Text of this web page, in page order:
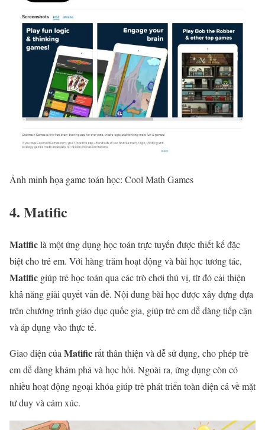
Ảnh minh họa game toán học: Cool Math Games
4. Matific
Matificlà một ứng dụng học toán trực tuyến được thiết kế đặc
biệt cho trẻ em. Với hàng trăm hoạt động và bài học tương tác,
Matific giúp trẻ học toán qua các trò chơi thú vị, từ đó cải thiện
khả năng giải quyết vấn đề. Nội dung bài học được xây dựng dựa
trên chương trình giáo dục quốc gia, giúp trẻ em dễ dàng tiếp cận
và áp dụng vào thực tế.
Giao diện của Matificrất thân thiện và dễ sử dụng, cho phép trẻ
em dễ dàng khám phá và học hỏi. Ngoài ra, ứng dụng còn có
nhiều hoạt động ngoại khóa giúp trẻ phát triển toàn diện cả về mặt
tư duy và cảm xúc.